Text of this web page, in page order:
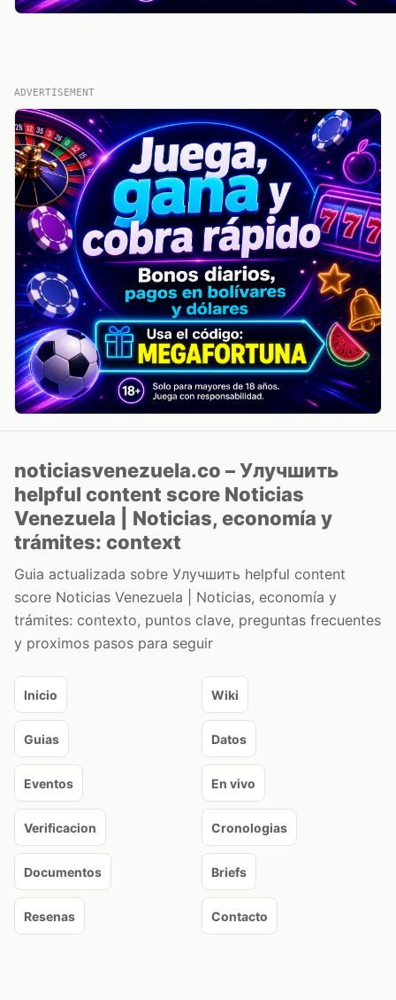
ADVERTISEMENT
noticiasvenezuela.co – Улучшить
helpful content score Noticias
Venezuela | Noticias, economía y
trámites: context
Guia actualizada sobre Улучшить helpful content
score Noticias Venezuela | Noticias, economía y
trámites: contexto, puntos clave, preguntas frecuentes
y proximos pasos para seguir
Inicio Wiki
Guias Datos
Eventos En vivo
Verificacion Cronologias
Documentos Briefs
Resenas Contacto